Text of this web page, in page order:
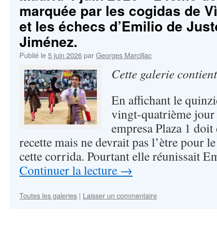
marquée par les cogidas de
et les échecs d’Emilio de
Jiménez.
Publié le5 juin 2026parGeorges Marcillac
Cette galerie
En affichant le
vingt-quatrième
empresa Plaza 1
recette mais ne devrait pas l’ètre pour
cette corrida. Pourtant elle réunissait
Continuer la lecture →
Toutes les galeries | Laisser un commentaire